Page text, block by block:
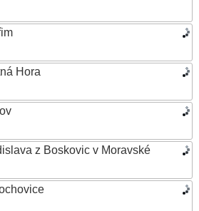
Hora
z Boskovic v Moravské